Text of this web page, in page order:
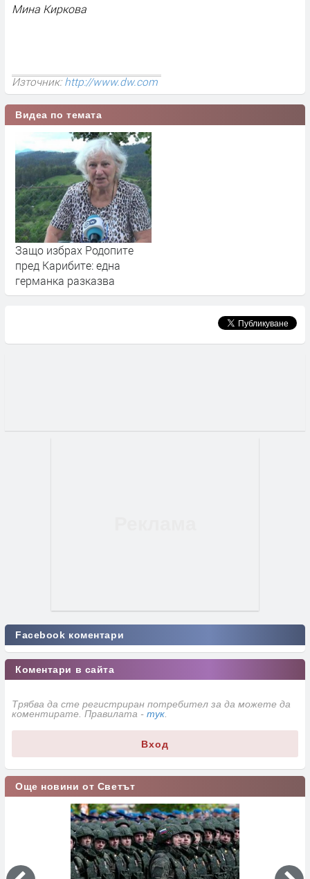
Мина Киркова
Източник:http://www.dw.com
Видеа по темата
Защо избрах Родопите
пред Карибите: една
германка разказва
Facebook коментари
Коментари в сайта
Трябва да сте регистриран потребител за да можете да
коментирате. Правилата - тук
Вход
Още новини от Светът